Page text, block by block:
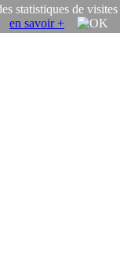
statistiques de visites
en savoir +